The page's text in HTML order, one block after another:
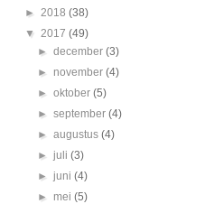
► 2018 (38)
▼ 2017 (49)
►december(3)
► november(4)
►oktober(5)
►september(4)
►augustus(4)
►juli(3)
►juni(4)
► mei(5)